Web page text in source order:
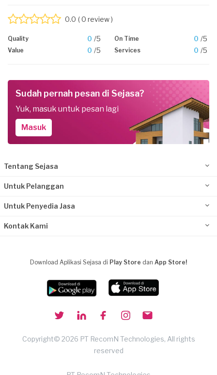
0.0 ( 0 review )
Quality 0 /5 On Time 0 /5
Value 0 /5 Services 0 /5
Sudah pernah pesan di Sejasa?
Yuk, masuk untuk pesan lagi
Masuk
Tentang Sejasa
Untuk Pelanggan
Untuk Penyedia Jasa
Kontak Kami
Download Aplikasi Sejasa di Play Store dan App Store!
Copyright© 2026 PT RecomN Technologies, All rights
reserved